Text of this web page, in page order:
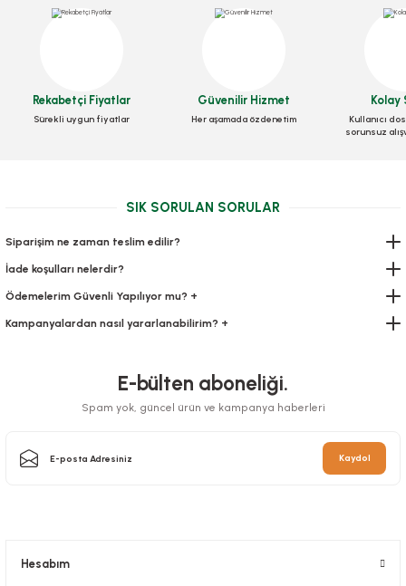
Stok Kodu 0193.2
Sepete Ekle
1.192,80 TL
Rekabetçi Fiyatlar
Sürekli uygun fiyatlar
Güvenilir Hizmet
Her aşamada özdenetim
Kolay
Kullanıcı
sorunsuz
SIK SORULAN SORULAR
Siparişim ne zaman teslim edilir?
İade koşulları nelerdir?
Ödemelerim Güvenli Yapılıyor mu? +
Kampanyalardan nasıl yararlanabilirim? +
E-bülten aboneliği.
Spam yok, güncel ürün ve kampanya haberleri
Kaydol
Hesabım